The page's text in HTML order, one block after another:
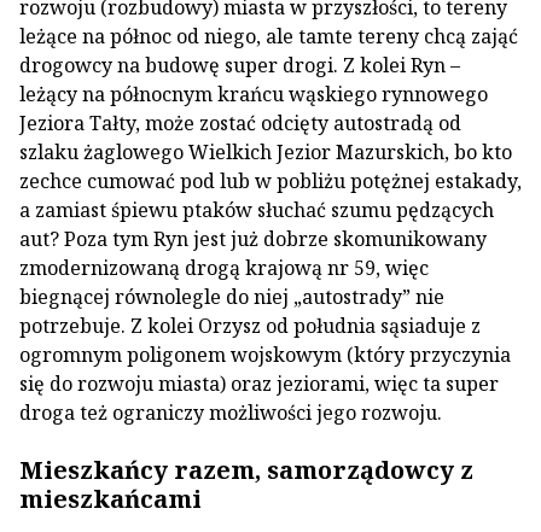
rozwoju (rozbudowy) miasta w przyszłości, to tereny
leżące na północ od niego, ale tamte tereny chcą zająć
drogowcy na budowę super drogi. Z kolei Ryn –
leżący na północnym krańcu wąskiego rynnowego
Jeziora Tałty, może zostać odcięty autostradą od
szlaku żaglowego Wielkich Jezior Mazurskich, bo kto
zechce cumować pod lub w pobliżu potężnej estakady,
a zamiast śpiewu ptaków słuchać szumu pędzących
aut? Poza tym Ryn jest już dobrze skomunikowany
zmodernizowaną drogą krajową nr 59, więc
biegnącej równolegle do niej „autostrady” nie
potrzebuje. Z kolei Orzysz od południa sąsiaduje z
ogromnym poligonem wojskowym (który przyczynia
się do rozwoju miasta) oraz jeziorami, więc ta super
droga też ograniczy możliwości jego rozwoju.
Mieszkańcy razem, samorządowcy z
mieszkańcami